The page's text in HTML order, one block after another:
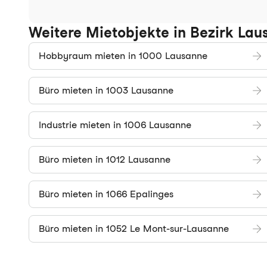
Weitere Mietobjekte in Bezirk
Hobbyraum mieten in 1000 Lausanne
Büro mieten in 1003 Lausanne
Industrie mieten in 1006 Lausanne
Büro mieten in 1012 Lausanne
Büro mieten in 1066 Epalinges
Büro mieten in 1052 Le Mont-sur-Lausanne